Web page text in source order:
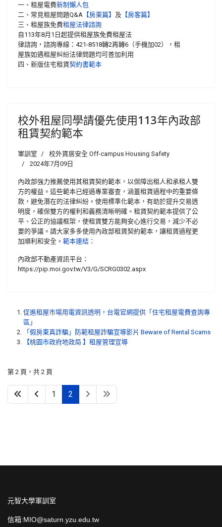
一、租屋電費新制懶人包
二、常見租屋問題Q&A 【房東篇】 及 【房客篇】
三、租屋族免費租屋法律諮詢
自113年8月1日起提供租屋族免費租屋法
律諮詢，諮詢專線：421-8518轉2再轉6（手機加02），租
屋族如遇租屋糾紛法律問題均可善加利用
四、新版住宅租賃契約書範本
校外租屋同學請優先使用113年內政部
租賃契約範本
軍訓室
校外賃居安全 Off-campus Housing Safety
2024年7月09日
內政部強力推薦使用其租賃契約範本，以保障出租人和承租人雙
方的權益。這些範本已經過專業審查，涵蓋租賃過程中的重要條
款，避免潛在的法律糾紛。使用標準化範本，有助於提升交易透
明度，確保雙方的權利和義務清晰明確。租賃契約範本提供了公
平、公正的協議框架，使租賃雙方能夠安心進行交易，減少不必
要的爭議。請大家多多使用內政部租賃契約範本，讓租賃過程更
加順利和安全。 範本連結 ：
內政部不動產資訊平台：
https://pip.moi.gov.tw/V3/G/SCRG0302.aspx
促進租屋市場用電資訊透明，台電官網提供「住宅租屋電費查詢專
區」
「假房東真詐騙」防範租屋詐騙宣導影片 Beware of Rental Scams
【桃園市政府地政局 】租屋管理宣導
第 2 頁，共 2 頁
1 2
元智大學軍訓室
信箱:MIO@saturn.yzu.edu.tw